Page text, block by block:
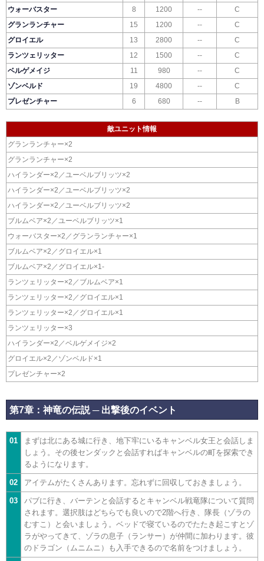
ウォーバスター 8 1200 --
C
グランランチャー
15 1200 --
C
グロイエル
13 2800 --
C
ランツェリッター
12 1500 --
C
ベルゲメイジ
11 980 --
C
ゾンベルド
19 4800 --
C
プレゼンチャー
6 680 -- B
敵ユニット情報
グランランチャー×2
グランランチャー×2
ハイランダー×2／ユーベルブリッツ×2
ハイランダー×2／ユーベルブリッツ×2
ハイランダー×2／ユーベルブリッツ×2
ブルムベア×2／ユーベルブリッツ×1
ウォーバスター×2／グランランチャー×1
ブルムベア×2／グロイエル×1
ブルムベア×2／グロイエル×1-
ランツェリッター×2／ブルムベア×1
ランツェリッター×2／グロイエル×1
ランツェリッター×2／グロイエル×1
ランツェリッター×3
ハイランダー×2／ベルゲメイジ×2
グロイエル×2／ゾンベルド×1
プレゼンチャー×2
第7章：神竜の伝説 ─ 出撃後のイベント
01
まずは北にある城に行き、地下牢にいるキャンベル女王と会話しま
しょう。その後センダックと会話すればキャンベルの町を探索でき
るようになります。
02 アイテムがたくさんあります。忘れずに回収しておきましょう。
03
パブに行き、バーテンと会話するとキャンベル戦竜隊について質問
されます。選択肢はどちらでも良いので2階へ行き、隊長（ゾラの
むすこ）と会いましょう。ベッドで寝ているのでたたき起こすとゾ
ラがやってきて、ゾラの息子（ランサー）が仲間に加わります。彼
のドラゴン（ムニムニ）も入手できるので名前をつけましょう。